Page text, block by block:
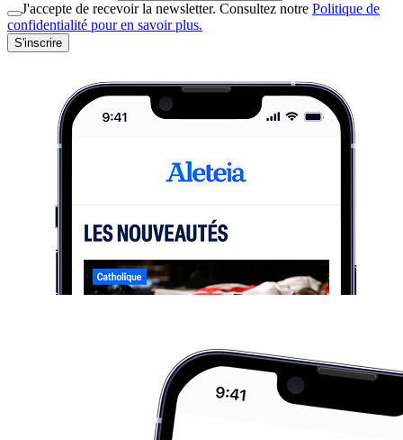
J'accepte de recevoir la newsletter. Consultez notre Politique de
confidentialité pour en savoir plus.
S'inscrire